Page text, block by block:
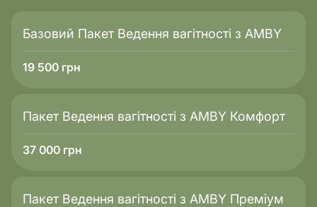
Базовий Пакет Ведення вагітності з AMBY
19 500 грн
Пакет Ведення вагітності з AMBY Комфорт
37 000 грн
Пакет Ведення вагітності з AMBY Преміум